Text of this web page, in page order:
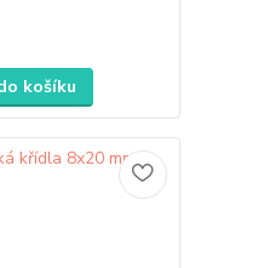
košíku